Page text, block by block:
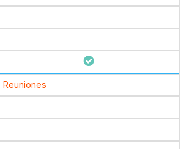
Reuniones